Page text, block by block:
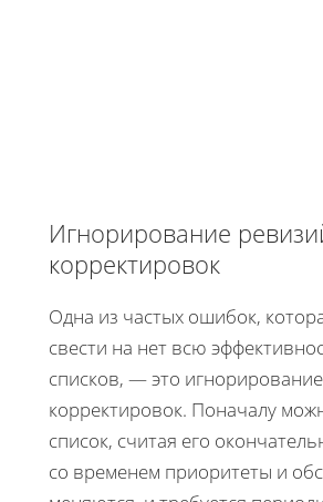
Игнорирование
корректировок
Одна из частых ошибок,
свести на нет всю
списков, — это
корректировок. Поначалу
список, считая его
со временем приоритеты и